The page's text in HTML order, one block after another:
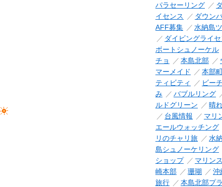
パラセーリング
イセンス
ダウン
AFF募集
水納島
ダイビングライ
ボートシュノーケル
チョ
本島北部
マーメイド
本部
ティビティ
ビーチ
み
バブルリング
ルドグリーン
晴
台風情報
マリ
エールウォッチング
リのチャリ旅
水
島シュノーケリング
ショップ
マリン
崎本部
珊瑚 沖
旅行
本島北部プ